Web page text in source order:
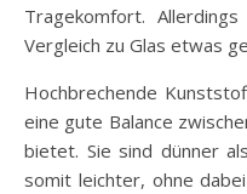
Tragekomfort.
Vergleich zu Glas etwas
Hochbrechende
eine gute Balance
bietet. Sie sind dünner
somit leichter, ohne